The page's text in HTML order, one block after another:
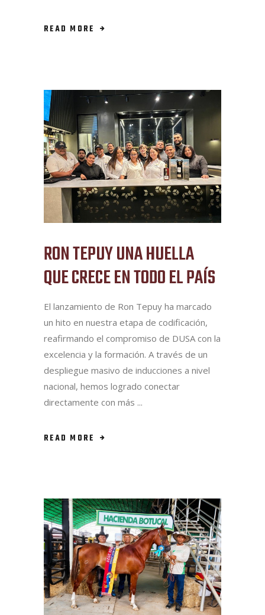
READ MORE
RON TEPUY UNA HUELLA
QUE CRECE EN TODO EL PAÍS
El lanzamiento de Ron Tepuy ha marcado
un hito en nuestra etapa de codificación,
reafirmando el compromiso de DUSA con la
excelencia y la formación. A través de un
despliegue masivo de inducciones a nivel
nacional, hemos logrado conectar
directamente con más
READ MORE